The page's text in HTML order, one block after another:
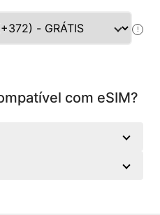
!
com eSIM?